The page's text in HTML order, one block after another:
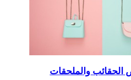
الحقائب والملحقات